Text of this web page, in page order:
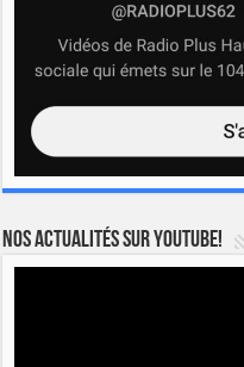
Nos actualités sur YOUTUBE!